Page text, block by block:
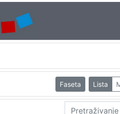
Faseta Lista